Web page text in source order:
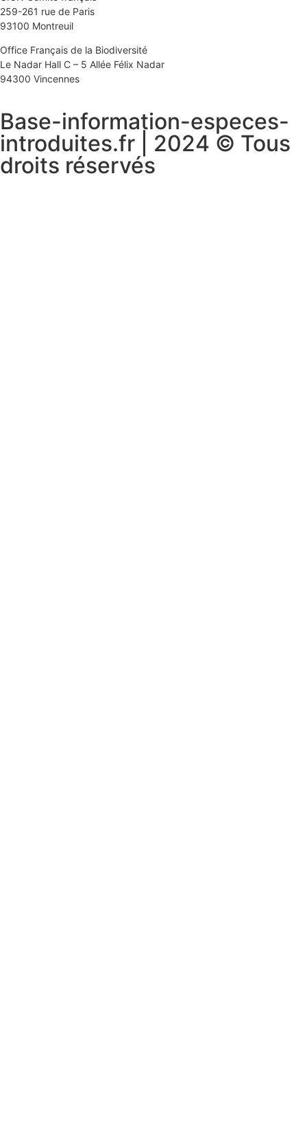
259-261 rue de Paris
93100 Montreuil
Office Français de la Biodiversité
Le Nadar Hall C – 5 Allée Félix Nadar
94300 Vincennes
Base-information-especes-
introduites.fr | 2024 © Tous
droits réservés